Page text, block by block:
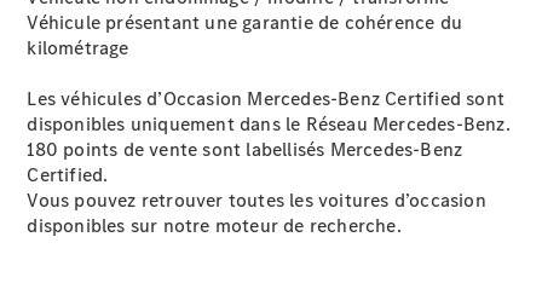
GLB
GLB
GLC
GLC
GLC Coupé
GLE
Nouveau
GLE
Coupé
GLS
Mercedes-
Véhicule présentant une garantie de cohérence du
kilométrage
Les véhicules d’Occasion Mercedes-Benz Certified sont
disponibles uniquement dans le Réseau Mercedes-Benz.
180 points de vente sont labellisés Mercedes-Benz
Certified.
Vous pouvez retrouver toutes les voitures d’occasion
disponibles sur notre moteur de recherche.